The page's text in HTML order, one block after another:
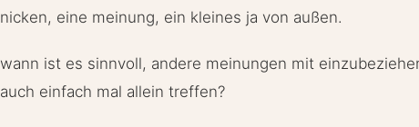
nicken, eine meinung, ein kleines ja von außen.
wann ist es sinnvoll, andere meinungen mit
auch einfach mal allein treffen?